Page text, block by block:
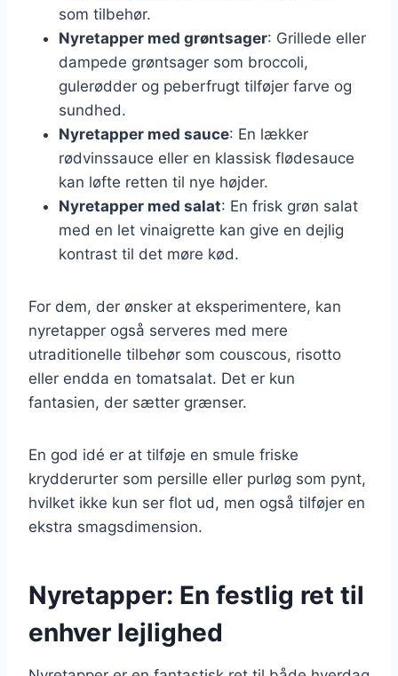
som tilbehør.
Nyretapper med grøntsager: Grillede eller
dampede grøntsager som broccoli,
gulerødder og peberfrugt tilføjer farve og
sundhed.
Nyretapper med sauce: En lækker
rødvinssauce eller en klassisk flødesauce
kan løfte retten til nye højder.
Nyretapper med salat: En frisk grøn salat
med en let vinaigrette kan give en dejlig
kontrast til det møre kød.
For dem, der ønsker at eksperimentere, kan
nyretapper også serveres med mere
utraditionelle tilbehør som couscous, risotto
eller endda en tomatsalat. Det er kun
fantasien, der sætter grænser.
En god idé er at tilføje en smule friske
krydderurter som persille eller purløg som pynt,
hvilket ikke kun ser flot ud, men også tilføjer en
ekstra smagsdimension.
Nyretapper: En festlig ret til
enhver lejlighed